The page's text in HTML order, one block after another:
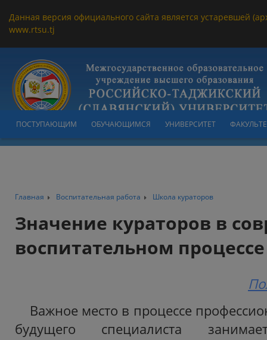
Данная версия официального сайта является устаревшей
www.rtsu.tj
ПОСТУПАЮЩИМ ОБУЧАЮЩИМСЯ УНИВЕРСИТЕТ
Главная Воспитательная работа Школа кураторов
Значение кураторов в
воспитательном процессе
Важное место в процессе
будущего специалиста